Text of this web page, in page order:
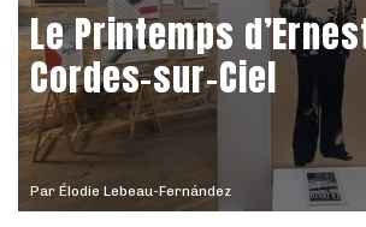
Par Élodie Lebeau-Fernández
Le Printemps
Cordes-sur-Ciel